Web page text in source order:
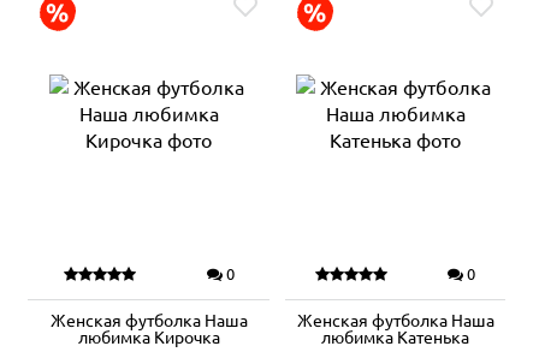
0
Женская футболка Наша
любимка Кирочка
0
Женская футболка Наша
любимка Катенька